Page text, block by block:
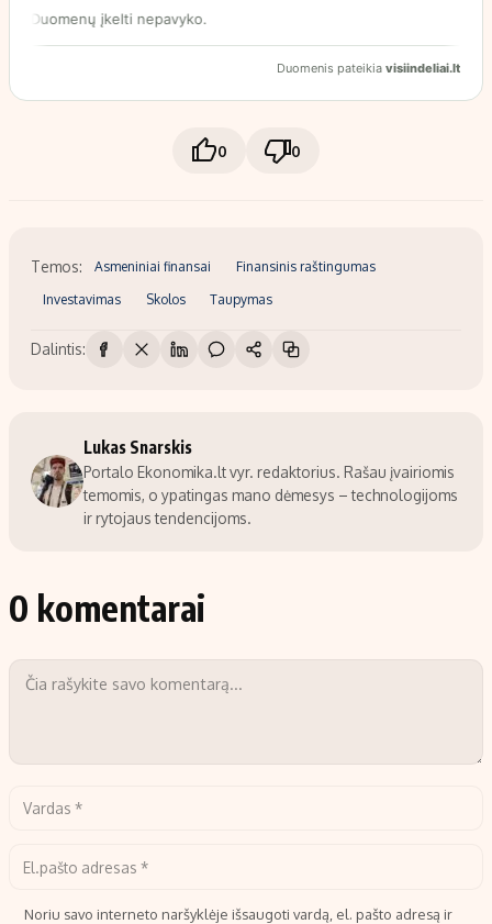
0 0
Temos: Asmeniniai finansai Finansinis raštingumas
Investavimas Skolos Taupymas
Dalintis:
Lukas Snarskis
Portalo Ekonomika.lt vyr. redaktorius. Rašau įvairiomis
temomis, o ypatingas mano dėmesys – technologijoms
ir rytojaus tendencijoms.
0 komentarai
Noriu savo interneto naršyklėje išsaugoti vardą, el. pašto adresą ir